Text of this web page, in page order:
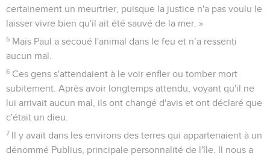
certainement un meurtrier, puisque la justice n'a pas voulu le
laisser vivre bien qu'il ait été sauvé de la mer. »
5 Mais Paul a secoué l'animal dans le feu et n’a ressenti
aucun mal.
6 Ces gens s'attendaient à le voir enfler ou tomber mort
subitement. Après avoir longtemps attendu, voyant qu'il ne
lui arrivait aucun mal, ils ont changé d'avis et ont déclaré que
c'était un dieu.
7 Il y avait dans les environs des terres qui appartenaient à un
dénommé Publius, principale personnalité de l'île. Il nous a